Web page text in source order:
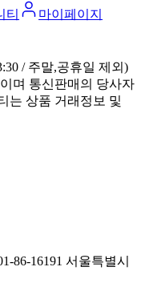
티
마이페이지
/ 주말,공휴일 제외)
며 통신판매의 당사자
는 상품 거래정보 및
86-16191 서울특별시